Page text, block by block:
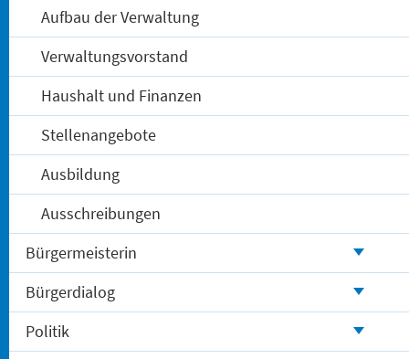
Aufbau der Verwaltung
Verwaltungsvorstand
Haushalt und Finanzen
Stellenangebote
Ausbildung
Ausschreibungen
Bürgermeisterin
Bürgerdialog
Politik